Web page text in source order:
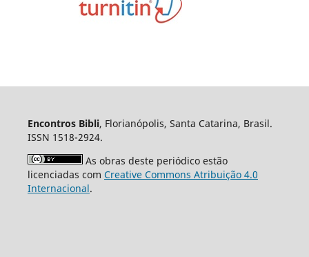
Encontros Bibli, Florianópolis, Santa Catarina, Brasil.
ISSN 1518-2924.
As obras deste periódico estão
licenciadas com Creative Commons Atribuição 4.0
Internacional.